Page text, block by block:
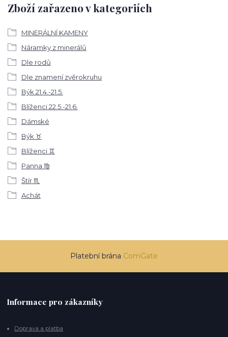
Zboží zařazeno v kategoriích
MINERÁLNÍ KAMENY
Náramky z minerálů
Dle rodů
Dle znamení zvěrokruhu
Býk 21.4.-21.5.
Blíženci 22.5.-21.6.
Dámské
Býk ♉
Blíženci ♊
Panna ♍
Štír ♏
Achát
Platební brána ComGate
Informace pro zákazníky
Doprava a platba